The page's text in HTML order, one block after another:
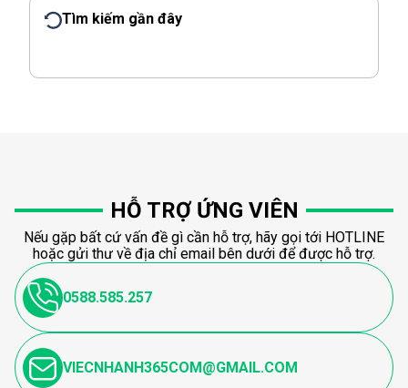
Tìm kiếm gần đây
HỖ TRỢ ỨNG VIÊN
Nếu gặp bất cứ vấn đề gì cần hỗ trợ, hãy gọi tới HOTLINE
hoặc gửi thư về địa chỉ email bên dưới để được hỗ trợ.
0588.585.257
VIECNHANH365COM@GMAIL.COM